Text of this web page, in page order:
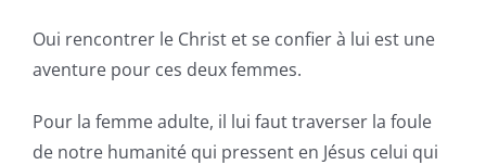
Oui rencontrer le Christ et se confier à lui est une
aventure pour ces deux femmes.
Pour la femme adulte, il lui faut traverser la foule
de notre humanité qui pressent en Jésus celui qui